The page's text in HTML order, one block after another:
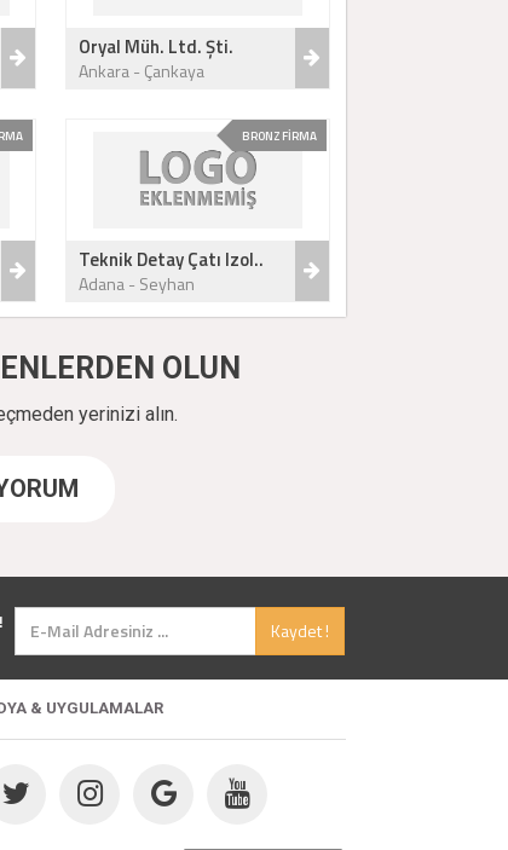
Oryal Müh. Ltd. Şti.
Ankara - Çankaya
BRONZ FİRMA
Teknik Detay Çatı Izol..
Adana - Seyhan
OLUN
yerinizi alın.
Kaydet !
& UYGULAMALAR